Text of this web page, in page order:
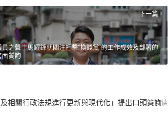
下一篇
員之聲｜馬耀鋒就關注打擊“換錢黨”的工作成效及部署的
面質詢
相關行政法規進行更新與現代化」提出口頭質詢
36阅读